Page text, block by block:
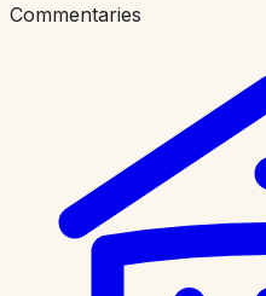
Commentaries